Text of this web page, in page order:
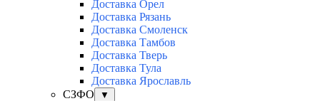
Доставка Орел
Доставка Рязань
Доставка Смоленск
Доставка Тамбов
Доставка Тверь
Доставка Тула
Доставка Ярославль
СЗФО
▼